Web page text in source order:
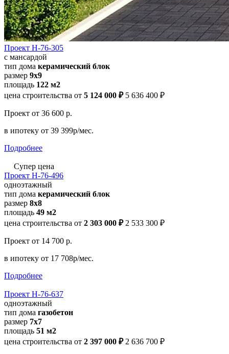
Проект Н-76-305
с мансардой
тип дома керамический блок
размер 9x9
площадь 122 м2
цена строительства от 5 124 000 ₽ 5 636 400 ₽
Проект от 36 600 р.
в ипотеку от 39 399р/мес.
Подробнее
Супер цена
Проект Н-76-496
одноэтажный
тип дома керамический блок
размер 8х8
площадь 49 м2
цена строительства от 2 303 000 ₽ 2 533 300 ₽
Проект от 14 700 р.
в ипотеку от 17 708р/мес.
Подробнее
Проект Н-76-637
одноэтажный
тип дома газобетон
размер 7x7
площадь 51 м2
цена строительства от 2 397 000 ₽ 2 636 700 ₽